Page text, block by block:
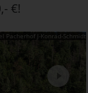
€!
Pacherhof J-Konrad-Schmidt
Next